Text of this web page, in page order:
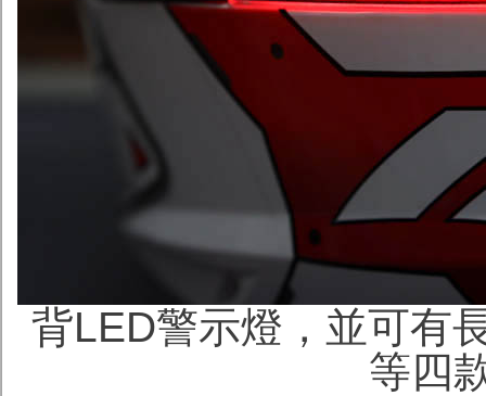
背LED警示燈，並可有
等四